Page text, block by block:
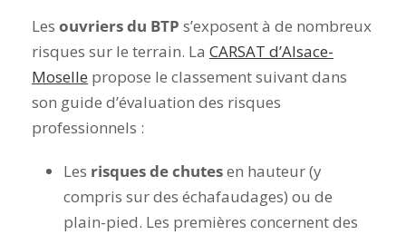
Les ouvriers du BTP s’exposent à de nombreux
risques sur le terrain. La CARSAT d’Alsace-
Moselle propose le classement suivant dans
son guide d’évaluation des risques
professionnels :
Les risques de chutesen hauteur (y
compris sur des échafaudages) ou de
plain-pied. Les premières concernent des